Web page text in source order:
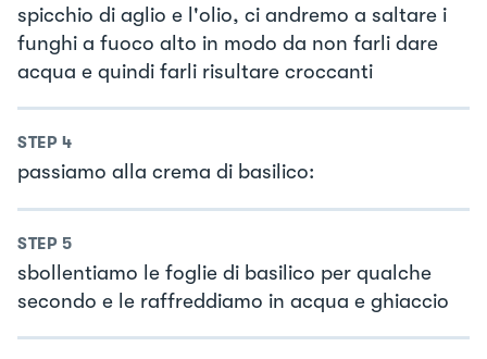
spicchio di aglio e l'olio, ci andremo a saltare i
funghi a fuoco alto in modo da non farli dare
acqua e quindi farli risultare croccanti
STEP 4
passiamo alla crema di basilico:
STEP 5
sbollentiamo le foglie di basilico per qualche
secondo e le raffreddiamo in acqua e ghiaccio